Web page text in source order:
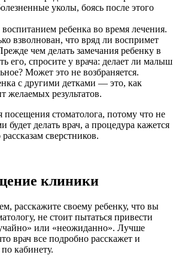
уколы, боясь после этого
ребенка во время лечения.
взволнован, что вряд ли воспримет
чем делать замечания ребенку в
его, спросите у врача: делает ли малыш
Может это не возбраняется.
с другими детками — это, как
желаемых результатов.
посещения стоматолога, потому что не
делать врач, а процедура кажется
сверстников.
клиники
расскажите своему ребенку, что вы
не стоит пытаться привести
или «неожиданно». Лучше
врач все подробно расскажет и
кабинету.